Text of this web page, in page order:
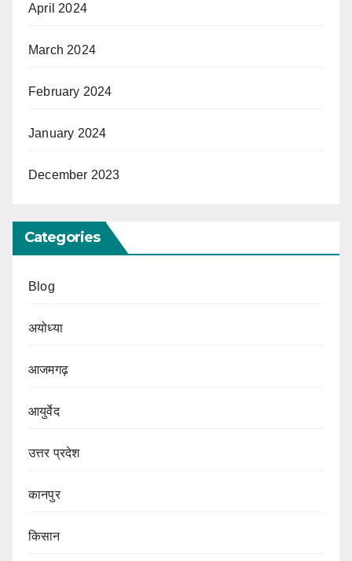
April 2024
March 2024
February 2024
January 2024
December 2023
Categories
Blog
अयोध्या
आजमगढ़
आयुर्वेद
उत्तर प्रदेश
कानपुर
किसान